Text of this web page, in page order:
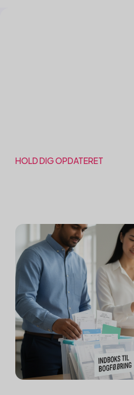
HOLD DIG OPDATERET